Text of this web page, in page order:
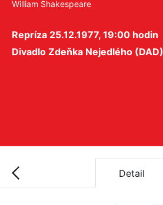
William Shakespeare
Repríza 25.12.1977, 19:00 hodin
Divadlo Zdeňka Nejedlého (DAD)
Detail